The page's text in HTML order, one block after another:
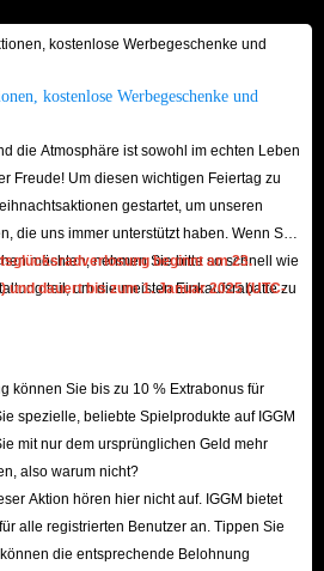
Rabattprogramme stets die besten
wie Weihnachten, Neujahr oder
des IGGM-VIP-Programms und erhalten
zu
Sie unserem Affiliate-Programm bei und
Sie sich auszahlen lassen oder direkt in
können.
ermöglicht es uns, Ihre Bestellung in
Ihre Angaben korrekt sind, erhalten Sie
kostenlose Werbegeschenke und
die Atmosphäre ist sowohl im echten Leben
Freude! Um diesen wichtigen Feiertag zu
gestartet, um unseren
die uns immer unterstützt haben. Wenn Sie
möchten, nehmen Sie bitte so schnell wie
teil, um die meisten Einkaufsrabatte zu
beginnt am 23.
und dauert bis zum 1. Januar 2025 (UTC-
können Sie bis zu 10 % Extrabonus für
spezielle, beliebte Spielprodukte auf IGGM
mit nur dem ursprünglichen Geld mehr
also warum nicht?
Aktion hören hier nicht auf. IGGM bietet
alle registrierten Benutzer an. Tippen Sie
die entsprechende Belohnung